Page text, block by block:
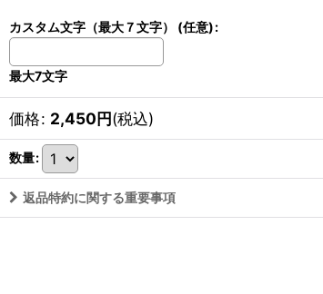
カスタム文字（最大７文字） (任意):
最大7文字
価格: 2,450円(税込)
数量:
返品特約に関する重要事項